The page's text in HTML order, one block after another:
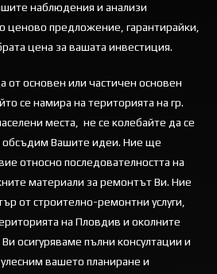
наблюдения и анализи
ценово предложение, гарантирайки,
цена за вашата инвестиция.
от основен или частичен основен
се намира на територията на гр.
места, не се колебайте да се
обсъдим Вашите идеи. Ние ще
относно последователността на
материали за ремонтът Ви. Ние
от строително-ремонтни услуги,
на Пловдив и околните
осигуряваме пълни консултации и
вашето планиране и